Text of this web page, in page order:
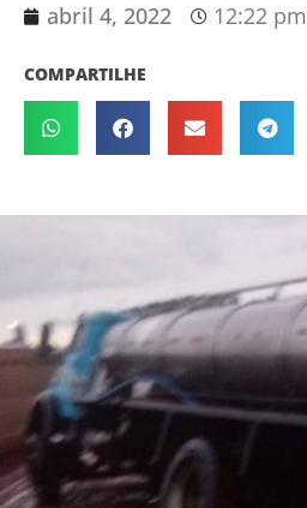
abril 4, 2022 12:22 pm
COMPARTILHE